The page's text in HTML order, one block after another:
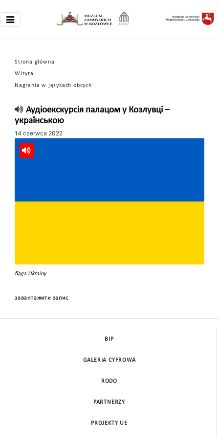
Strona główna
Wizyta
Nagrania w językach obcych
Аудіоекскурсія палацом у Козлувці –
українською
14 czerwca 2022
flaga Ukrainy
завантажити запис
BIP
GALERIA CYFROWA
RODO
PARTNERZY
PROJEKTY UE